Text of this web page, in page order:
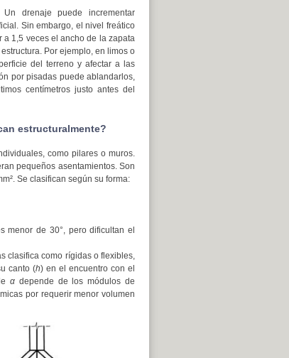
drenaje puede incrementar
Sin embargo, el nivel freático
1,5 veces el ancho de la zapata
Por ejemplo, en limos o
del terreno y afectar a las
por pisadas puede ablandarlos,
centímetros justo antes del
estructuralmente?
como pilares o muros.
pequeños asentamientos. Son
Se clasifican según su forma:
menor de 30°, pero dificultan el
clasifica como rígidas o flexibles,
canto (h) en el encuentro con el
αdepende de los módulos de
por requerir menor volumen